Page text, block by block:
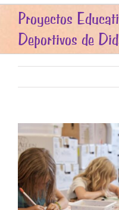
Proyectos
Deportivos de
imagen
más
grande